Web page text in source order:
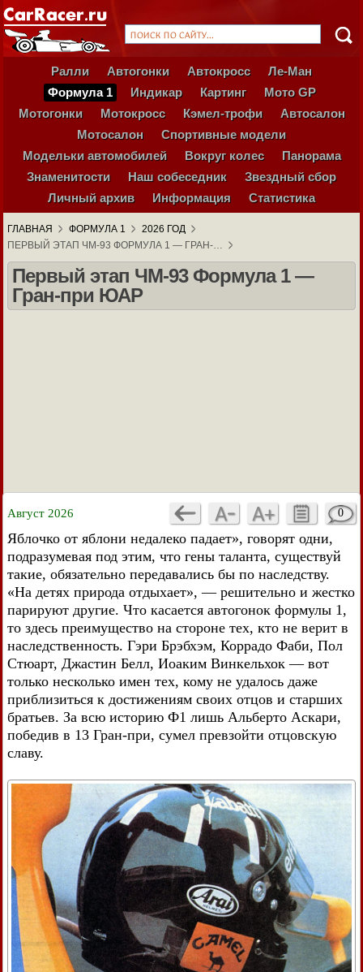
Ралли Автогонки Автокросс
Ле-Ман
Формула 1
Индикар Картинг
Мото GP
Мотогонки
Мотокросс Кэмел-трофи
Автосалон
Мотосалон
Спортивные модели
Модельки автомобилей
Вокруг колес
Панорама
Знаменитости
Наш собеседник
Звездный сбор
Личный архив
Информация Статистика
ГЛАВНАЯ ФОРМУЛА 1
2026 ГОД
ПЕРВЫЙ ЭТАП ЧМ-93 ФОРМУЛА 1 — ГРАН-…
Первый этап ЧМ-93 Формула 1 —
Гран-при ЮАР
Август 2026 0
Яблочко от яблони недалеко падает», говорят одни,
подразумевая под этим, что гены таланта, существуй
такие, обязательно передавались бы по наследству.
«На детях природа отдыхает», — решительно и жестко
парируют другие. Что касается автогонок формулы 1,
то здесь преимущество на стороне тех, кто не верит в
наследственность. Гэри Брэбхэм, Коррадо Фаби, Пол
Стюарт, Джастин Белл, Иоаким Винкельхок — вот
только несколько имен тех, кому не удалось даже
приблизиться к достижениям своих отцов и старших
братьев. За всю историю Ф1 лишь Альберто Аскари,
победив в 13 Гран-при, сумел превзойти отцовскую
славу.